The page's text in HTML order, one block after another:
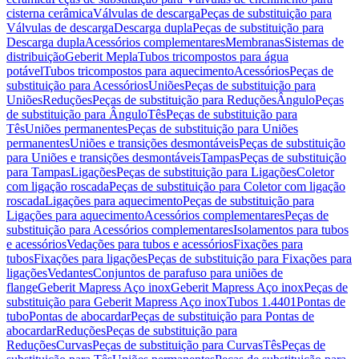
cisterna cerâmicaVálvulas de descargaPeças de substituição para
Válvulas de descargaDescarga duplaPeças de substituição para
Descarga duplaAcessórios complementaresMembranasSistemas de
distribuiçãoGeberit MeplaTubos tricompostos para água
potávelTubos tricompostos para aquecimentoAcessóriosPeças de
substituição para AcessóriosUniõesPeças de substituição para
UniõesReduçõesPeças de substituição para ReduçõesÂnguloPeças
de substituição para ÂnguloTêsPeças de substituição para
TêsUniões permanentesPeças de substituição para Uniões
permanentesUniões e transições desmontáveisPeças de substituição
para Uniões e transições desmontáveisTampasPeças de substituição
para TampasLigaçõesPeças de substituição para LigaçõesColetor
com ligação roscadaPeças de substituição para Coletor com ligação
roscadaLigações para aquecimentoPeças de substituição para
Ligações para aquecimentoAcessórios complementaresPeças de
substituição para Acessórios complementaresIsolamentos para tubos
e acessóriosVedações para tubos e acessóriosFixações para
tubosFixações para ligaçõesPeças de substituição para Fixações para
ligaçõesVedantesConjuntos de parafuso para uniões de
flangeGeberit Mapress Aço inoxGeberit Mapress Aço inoxPeças de
substituição para Geberit Mapress Aço inoxTubos 1.4401Pontas de
tuboPontas de abocardarPeças de substituição para Pontas de
abocardarReduçõesPeças de substituição para
ReduçõesCurvasPeças de substituição para CurvasTêsPeças de